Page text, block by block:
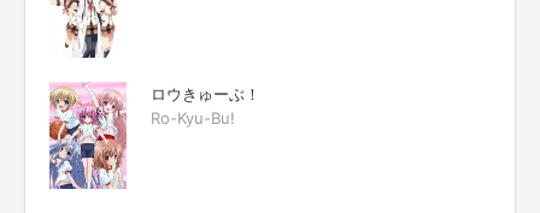
ロウきゅーぶ！
Ro-Kyu-Bu!